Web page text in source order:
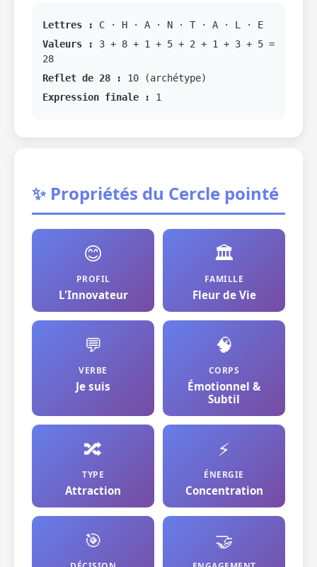
Lettres :
C · H · A · N · T · A · L · E
Valeurs :
3 + 8 + 1 + 5 + 2 + 1 + 3 + 5 =
28
Reflet de 28 :
10 (archétype)
Expression finale :
1
✨ Propriétés du Cercle pointé
😊
PROFIL
L'Innovateur
🏛️
FAMILLE
Fleur de Vie
💬
VERBE
Je suis
🧠
CORPS
Émotionnel &
Subtil
🔀
TYPE
Attraction
⚡
ÉNERGIE
Concentration
🎯 🤝